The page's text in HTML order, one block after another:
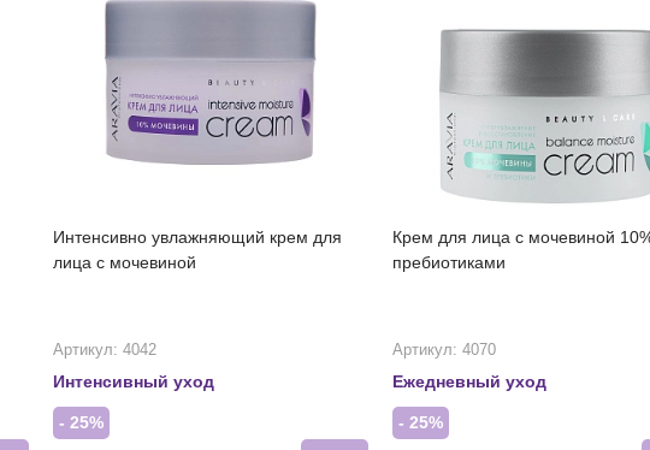
Интенсивно увлажняющий крем для
лица с мочевиной
Артикул: 4042
Интенсивный уход
- 25%
Крем для лица с мочевиной
пребиотиками
Артикул: 4070
Ежедневный уход
- 25%